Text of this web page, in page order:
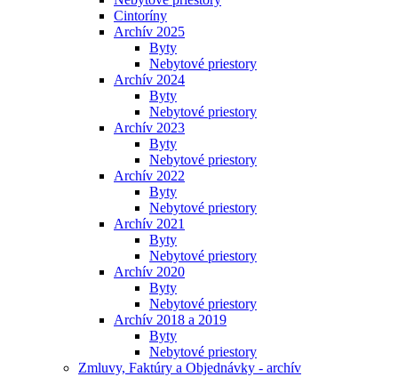
Cintoríny
Archív 2025
Byty
Nebytové priestory
Archív 2024
Byty
Nebytové priestory
Archív 2023
Byty
Nebytové priestory
Archív 2022
Byty
Nebytové priestory
Archív 2021
Byty
Nebytové priestory
Archív 2020
Byty
Nebytové priestory
Archív 2018 a 2019
Byty
Nebytové priestory
Zmluvy, Faktúry a Objednávky - archív